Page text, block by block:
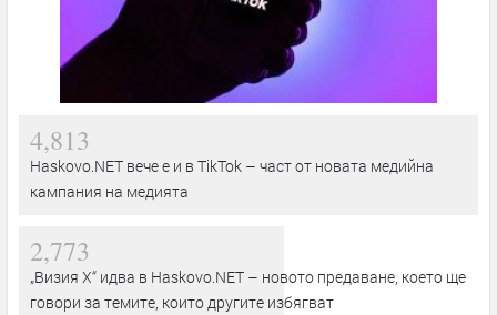
4,813
Haskovo.NET вече е и в TikTok – част от новата медийна
кампания на медията
2,773
„Визия Х“ идва в Haskovo.NET – новото предаване, което ще
говори за темите, които другите избягват